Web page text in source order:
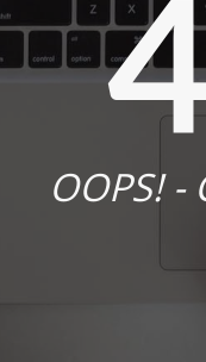
OOPS!